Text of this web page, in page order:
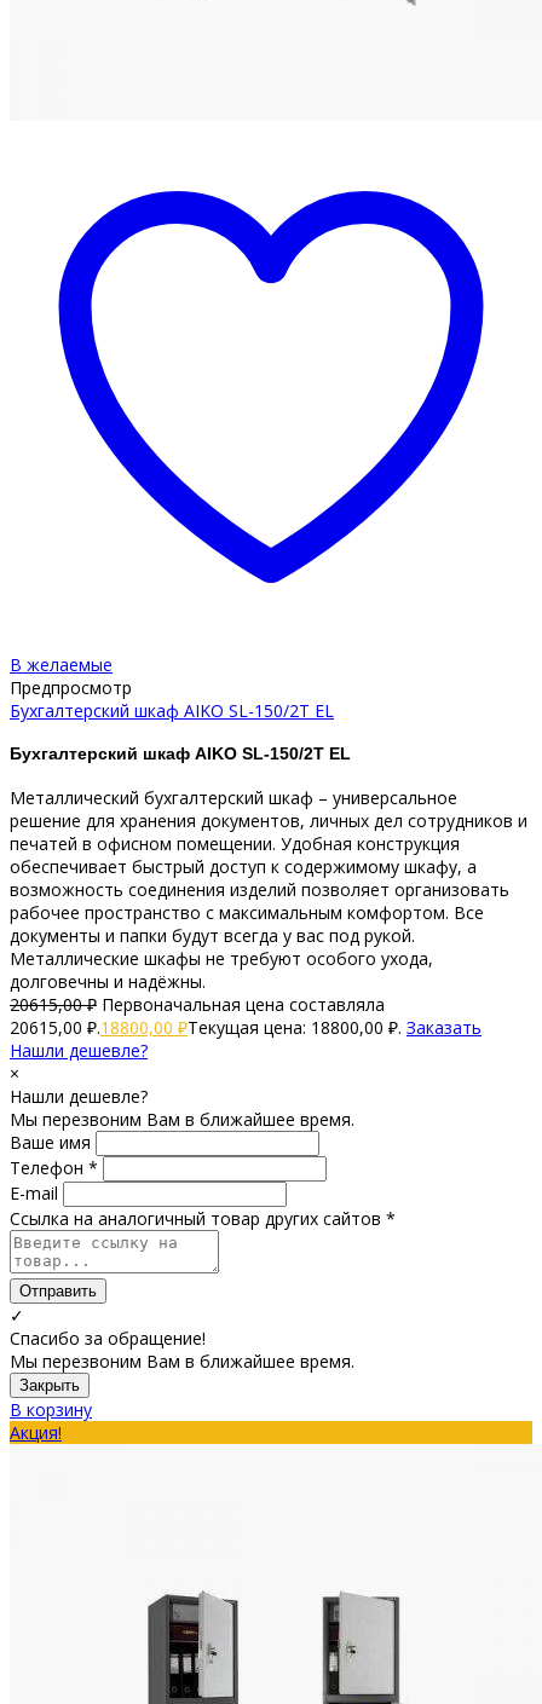
В желаемые
Предпросмотр
Бухгалтерский шкаф AIKO SL-150/2Т EL
Бухгалтерский шкаф AIKO SL-150/2Т EL
Металлический бухгалтерский шкаф – универсальное
решение для хранения документов, личных дел сотрудников и
печатей в офисном помещении. Удобная конструкция
обеспечивает быстрый доступ к содержимому шкафу, а
возможность соединения изделий позволяет организовать
рабочее пространство с максимальным комфортом. Все
документы и папки будут всегда у вас под рукой.
Металлические шкафы не требуют особого ухода,
долговечны и надёжны.
20615,00₽ Первоначальная цена составляла
20615,00 ₽.18800,00 ₽Текущая цена: 18800,00 ₽. Заказать
Нашли дешевле?
×
Нашли дешевле?
Мы перезвоним Вам в ближайшее время.
Ваше имя
Телефон *
E-mail
Ссылка на аналогичный товар других сайтов *
Отправить
✓
Спасибо за обращение!
Мы перезвоним Вам в ближайшее время.
Закрыть
В корзину
Акция!